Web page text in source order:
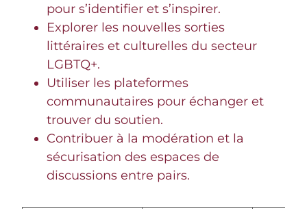
pour s’identifier et s’inspirer.
Explorer les nouvelles sorties
littéraires et culturelles du secteur
LGBTQ+.
Utiliser les plateformes
communautaires pour échanger et
trouver du soutien.
Contribuer à la modération et la
sécurisation des espaces de
discussions entre pairs.